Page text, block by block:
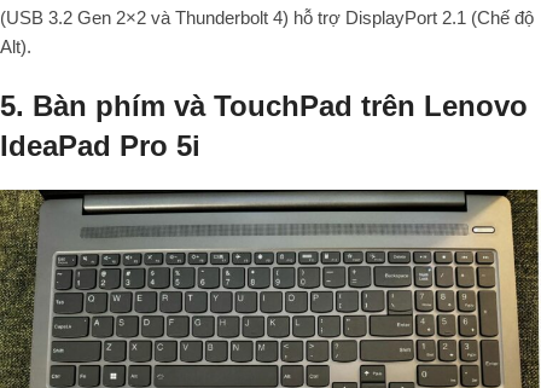
(USB 3.2 Gen 2×2 và Thunderbolt 4) hỗ trợ DisplayPort 2.1 (Chế độ
Alt).
5. Bàn phím và TouchPad trên Lenovo
IdeaPad Pro 5i